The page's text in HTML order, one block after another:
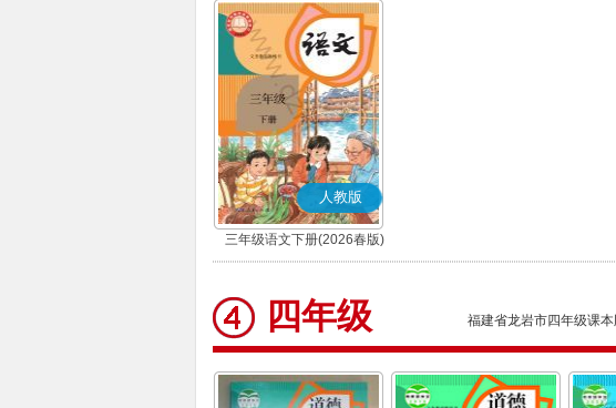
人教版
三年级语文下册(2026春版)
(部编版)
四年级 福建省龙岩市四年级课